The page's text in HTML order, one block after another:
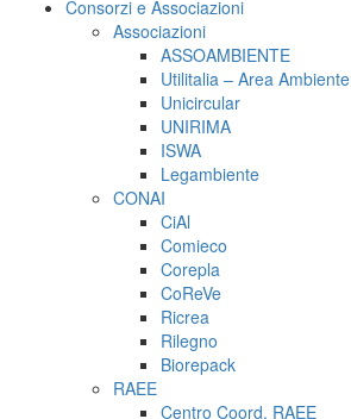
Consorzi e Associazioni
Associazioni
ASSOAMBIENTE
Utilitalia – Area Ambiente
Unicircular
UNIRIMA
ISWA
Legambiente
CONAI
CiAl
Comieco
Corepla
CoReVe
Ricrea
Rilegno
Biorepack
RAEE
Centro Coord. RAEE